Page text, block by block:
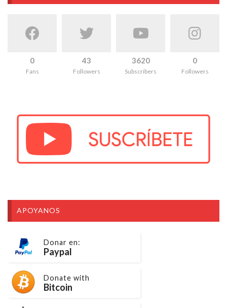
0
Fans
43
Followers
3620
Subscribers
0
Followers
APOYANOS
Donar en:
Paypal
Donate with
Bitcoin